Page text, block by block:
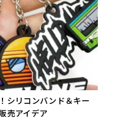
シリコンバンド＆キー
売アイデア